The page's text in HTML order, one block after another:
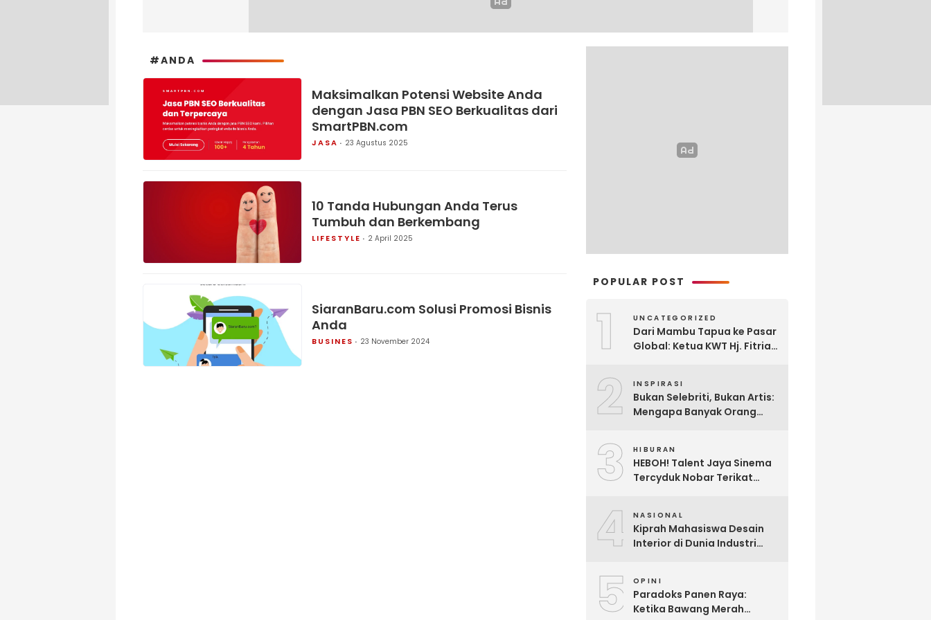
#ANDA
Maksimalkan Potensi Website Anda
dengan Jasa PBN SEO Berkualitas dari
SmartPBN.com
JASA 23 Agustus 2025
10 Tanda Hubungan Anda Terus
Tumbuh dan Berkembang
LIFESTYLE 2 April 2025
SiaranBaru.com Solusi Promosi Bisnis
Anda
BUSINES 23 November 2024
POPULAR POST
1 UNCATEGORIZED
Dari Mambu Tapua ke Pasar
Global: Ketua KWT Hj. Fitria
Negeri
2 INSPIRASI
Bukan Selebriti, Bukan Artis:
Mengapa Banyak Orang
3 HIBURAN
HEBOH! Talent Jaya Sinema
Tercyduk Nobar Terikat
4 NASIONAL
Kiprah Mahasiswa Desain
Interior di Dunia Industri
5 OPINI
Paradoks Panen Raya:
Ketika Bawang Merah